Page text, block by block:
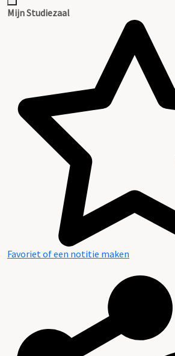
Mijn Studiezaal
Favoriet of een notitie maken